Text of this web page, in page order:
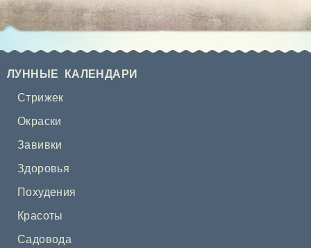
ЛУННЫЕ КАЛЕНДАРИ
Стрижек
Окраски
Завивки
Здоровья
Похудения
Красоты
Садовода